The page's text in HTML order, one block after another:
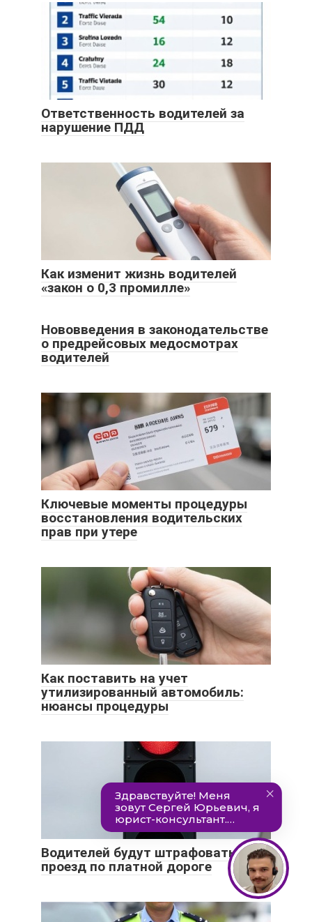
Ответственность водителей за
нарушение ПДД
Как изменит жизнь водителей
«закон о 0,3 промилле»
Нововведения в законодательстве
о предрейсовых медосмотрах
водителей
Ключевые моменты процедуры
восстановления водительских
прав при утере
Как поставить на учет
утилизированный автомобиль:
нюансы процедуры
Водителей будут штрафовать за
проезд по платной дороге